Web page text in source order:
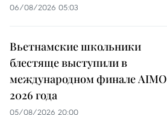
06/08/2026 05:03
Вьетнамские школьники
блестяще выступили в
международном финале AIMO
2026 года
05/08/2026 20:00